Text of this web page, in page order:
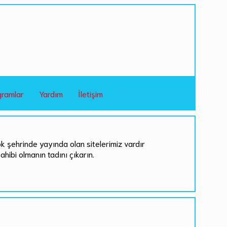
Yardım İletişim
yayında olan sitelerimiz vardır
olmanın tadını çıkarın.